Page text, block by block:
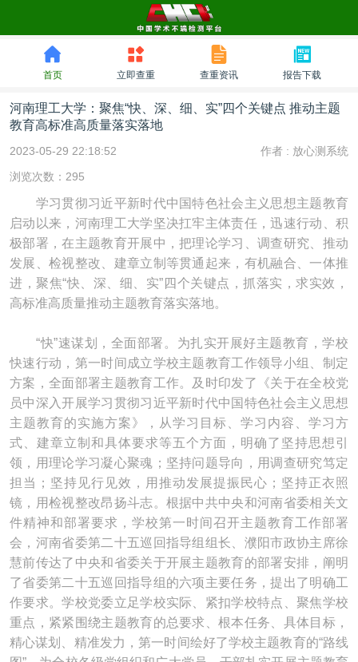
首页 立即查重 查重资讯 报告下载
河南理工大学：聚焦“快、深、细、实”四个关键点 推动主题
教育高标准高质量落实落地
2023-05-29 22:18:52 作者 : 放心测系统
浏览次数：295
学习贯彻习近平新时代中国特色社会主义思想主题教育
启动以来，河南理工大学坚决扛牢主体责任，迅速行动、积
极部署，在主题教育开展中，把理论学习、调查研究、推动
发展、检视整改、建章立制等贯通起来，有机融合、一体推
进，聚焦“快、深、细、实”四个关键点，抓落实，求实效，
高标准高质量推动主题教育落实落地。
“快”速谋划，全面部署。为扎实开展好主题教育，学校
快速行动，第一时间成立学校主题教育工作领导小组、制定
方案，全面部署主题教育工作。及时印发了《关于在全校党
员中深入开展学习贯彻习近平新时代中国特色社会主义思想
主题教育的实施方案》，从学习目标、学习内容、学习方
式、建章立制和具体要求等五个方面，明确了坚持思想引
领，用理论学习凝心聚魂；坚持问题导向，用调查研究笃定
担当；坚持见行见效，用推动发展提振民心；坚持正衣照
镜，用检视整改昂扬斗志。根据中共中央和河南省委相关文
件精神和部署要求，学校第一时间召开主题教育工作部署
会，河南省委第二十五巡回指导组组长、濮阳市政协主席徐
慧前传达了中央和省委关于开展主题教育的部署安排，阐明
了省委第二十五巡回指导组的六项主要任务，提出了明确工
作要求。学校党委立足学校实际、紧扣学校特点、聚焦学校
重点，紧紧围绕主题教育的总要求、根本任务、具体目标，
精心谋划、精准发力，第一时间绘好了学校主题教育的“路线